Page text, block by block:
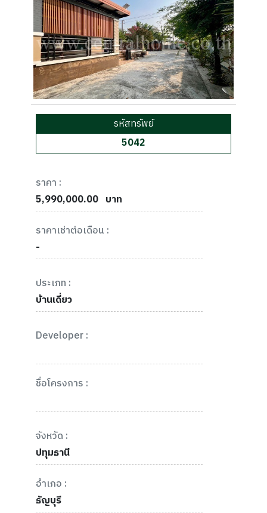
รหัสทรัพย์
5042
ราคา :
5,990,000.00 บาท
ราคาเช่าต่อเดือน :
-
ประเภท :
บ้านเดี่ยว
Developer :
ชื่อโครงการ :
จังหวัด :
ปทุมธานี
อำเภอ :
ธัญบุรี